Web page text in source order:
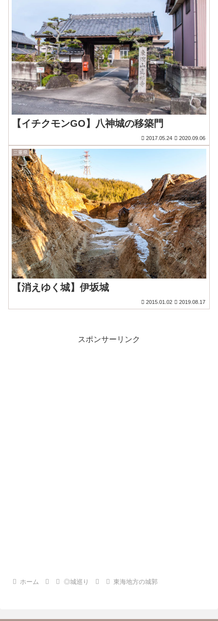
【イチクモンGO】八神城の移築門
2017.05.24 2020.09.06
三重県
【消えゆく城】伊坂城
2015.01.02 2019.08.17
スポンサーリンク
ホーム ◎城巡り 東海地方の城郭